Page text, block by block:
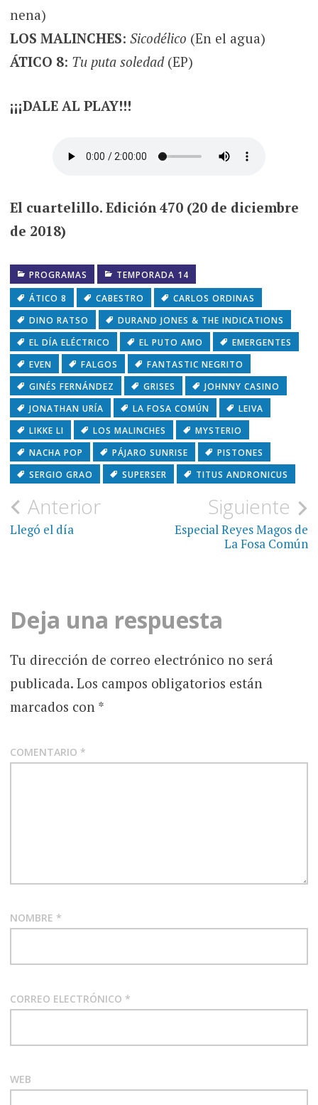
nena)
LOS MALINCHES: Sicodélico (En el agua)
ÁTICO 8: Tu puta soledad(EP)
¡¡¡DALE AL PLAY!!!
El cuartelillo. Edición 470 (20 de diciembre
de 2018)
PROGRAMAS
TEMPORADA 14
ÁTICO 8
CABESTRO
CARLOS ORDINAS
DINO RATSO
DURAND JONES & THE INDICATIONS
EL DÍA ELÉCTRICO
EL PUTO AMO
EMERGENTES
EVEN
FALGOS
FANTASTIC NEGRITO
GINÉS FERNÁNDEZ
GRISES
JOHNNY CASINO
JONATHAN URÍA
LA FOSA COMÚN
LEIVA
LIKKE LI
LOS MALINCHES
MYSTERIO
NACHA POP
PÁJARO SUNRISE
PISTONES
SERGIO GRAO
SUPERSER TITUS ANDRONICUS
Navegación
de
Anterior
Llegó el día
Siguiente
Especial Reyes Magos de
La Fosa Común
Deja una respuesta
Tu dirección de correo electrónico no será
publicada. Los campos obligatorios están
marcados con *
COMENTARIO *
NOMBRE *
CORREO ELECTRÓNICO *
WEB